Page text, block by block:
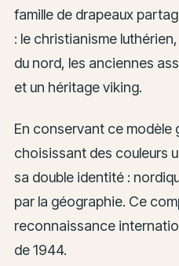
famille de drapeaux
: le christianisme
du nord, les anciennes
et un héritage viking.
En conservant ce modèle
choisissant des couleurs
sa double identité :
par la géographie. Ce
reconnaissance
de 1944.